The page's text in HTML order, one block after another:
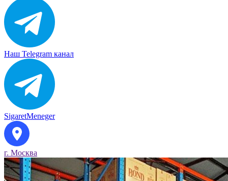
Наш Telegram канал
SigaretMeneger
г. Москва